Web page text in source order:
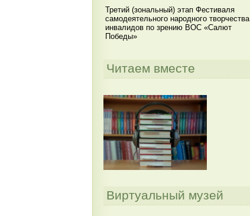
Третий (зональный) этап Фестиваля
самодеятельного народного творчества
инвалидов по зрению ВОС «Салют
Победы»
Читаем вместе
Виртуальный музей